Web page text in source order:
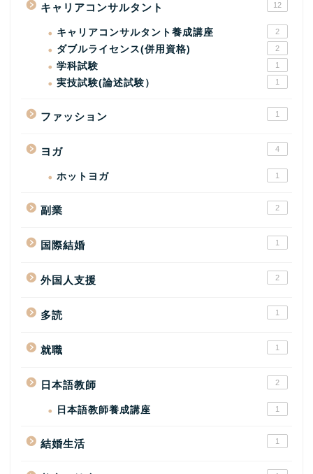
キャリアコンサルタント 12
キャリアコンサルタント養成講座 2
ダブルライセンス(併用資格) 2
学科試験 1
実技試験(論述試験） 1
ファッション 1
ヨガ 4
ホットヨガ 1
副業 2
国際結婚 1
外国人支援 2
多読 1
就職 1
日本語教師 2
日本語教師養成講座 1
結婚生活 1